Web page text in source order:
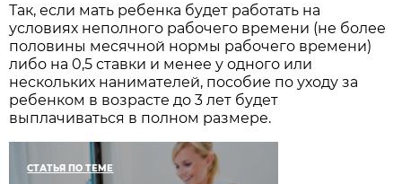
Так, если мать ребенка будет работать на
условиях неполного рабочего времени (не более
половины месячной нормы рабочего времени)
либо на 0,5 ставки и менее у одного или
нескольких нанимателей, пособие по уходу за
ребенком в возрасте до 3 лет будет
выплачиваться в полном размере.
СТАТЬЯ ПО ТЕМЕ